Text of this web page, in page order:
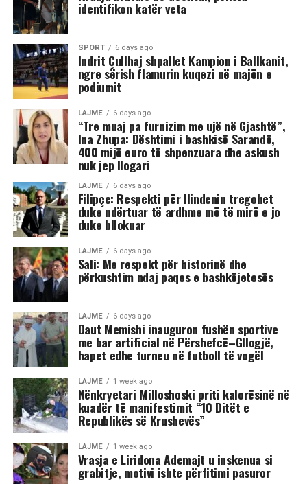
shihet se sulmi ka vazhduar me goditje të shumta ndaj
trupit të tij, gjë që ka shkaktuar reagime dhe dënime të
ashpra në rrjetet sociale.(INA)
identifikon katër veta
SPORT 6 days ago
Indrit Çullhaj shpallet Kampion i Ballkanit,
ngre sërish flamurin kuqezi në majën e
podiumit
LAJME 6 days ago
“Tre muaj pa furnizim me ujë në Gjashtë”,
Ina Zhupa: Dështimi i bashkisë Sarandë,
400 mijë euro të shpenzuara dhe askush
nuk jep llogari
LAJME 6 days ago
Filipçe: Respekti për Ilindenin tregohet
duke ndërtuar të ardhme më të mirë e jo
duke bllokuar
LAJME 6 days ago
Sali: Me respekt për historinë dhe
përkushtim ndaj paqes e bashkëjetesës
LAJME 6 days ago
Daut Memishi inauguron fushën sportive
me bar artificial në Përshefcë–Gllogjë,
hapet edhe turneu në futboll të vogël
LAJME 1 week ago
Nënkryetari Milloshoski priti kalorësinë në
kuadër të manifestimit “10 Ditët e
Republikës së Krushevës”
LAJME 1 week ago
Vrasja e Liridona Ademajt u inskenua si
grabitje, motivi ishte përfitimi pasuror